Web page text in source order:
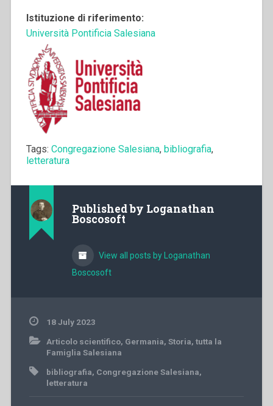
Istituzione di riferimento:
Università Pontificia Salesiana
Tags: Congregazione Salesiana, bibliografia,
letteratura
Published by Loganathan
Boscosoft
View all posts by Loganathan
Boscosoft
18 July 2023
Articolo scientifico, Germania, Storia, tutta la
Famiglia Salesiana
bibliografia, Congregazione Salesiana,
letteratura